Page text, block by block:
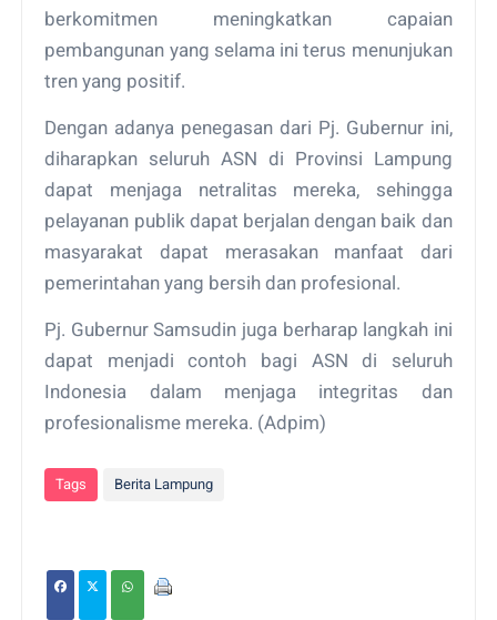
berkomitmen meningkatkan capaian
pembangunan yang selama ini terus menunjukan
tren yang positif.
Dengan adanya penegasan dari Pj. Gubernur ini,
diharapkan seluruh ASN di Provinsi Lampung
dapat menjaga netralitas mereka, sehingga
pelayanan publik dapat berjalan dengan baik dan
masyarakat dapat merasakan manfaat dari
pemerintahan yang bersih dan profesional.
Pj. Gubernur Samsudin juga berharap langkah ini
dapat menjadi contoh bagi ASN di seluruh
Indonesia dalam menjaga integritas dan
profesionalisme mereka. (Adpim)
Tags Berita Lampung